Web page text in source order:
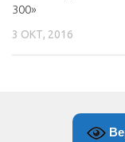
Независимая
300»
3 ОКТ, 2016